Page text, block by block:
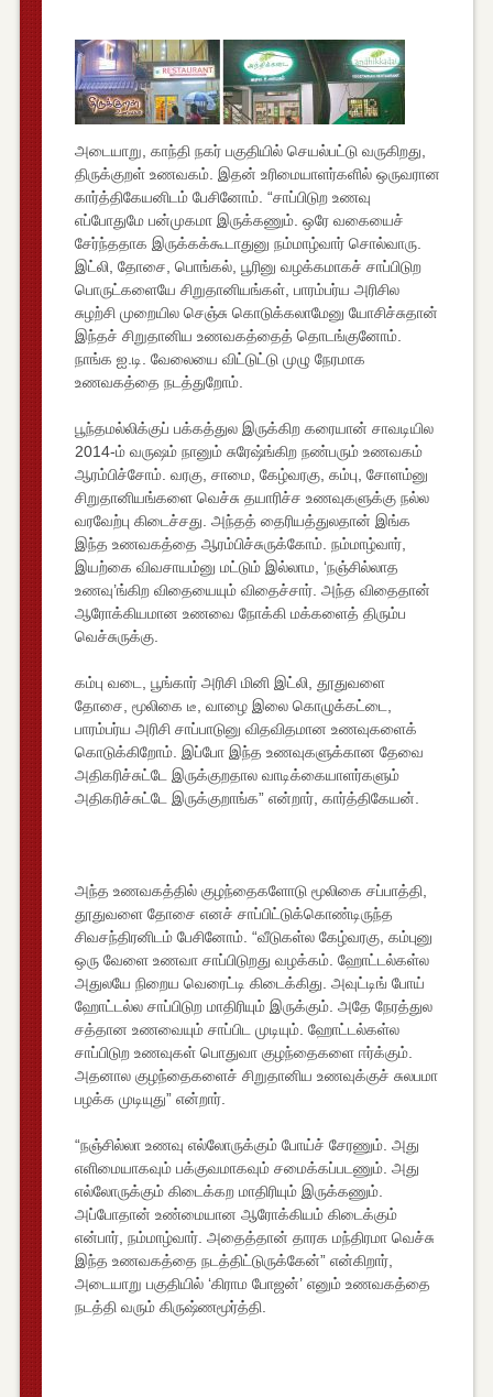
அடையாறு, காந்தி நகர் பகுதியில் செயல்பட்டு வருகிறது,
திருக்குறள் உணவகம். இதன் உரிமையாளர்களில் ஒருவரான
கார்த்திகேயனிடம் பேசினோம். “சாப்பிடுற உணவு
எப்போதுமே பன்முகமா இருக்கணும். ஒரே வகையைச்
சேர்ந்ததாக இருக்கக்கூடாதுனு நம்மாழ்வார் சொல்வாரு.
இட்லி, தோசை, பொங்கல், பூரினு வழக்கமாகச் சாப்பிடுற
பொருட்களையே சிறுதானியங்கள், பாரம்பர்ய அரிசில
சுழற்சி முறையில செஞ்சு கொடுக்கலாமேனு யோசிச்சுதான்
இந்தச் சிறுதானிய உணவகத்தைத் தொடங்குனோம்.
நாங்க ஐ.டி. வேலையை விட்டுட்டு முழு நேரமாக
உணவகத்தை நடத்துறோம்.
பூந்தமல்லிக்குப் பக்கத்துல இருக்கிற கரையான் சாவடியில
2014-ம் வருஷம் நானும் சுரேஷ்ங்கிற நண்பரும் உணவகம்
ஆரம்பிச்சோம். வரகு, சாமை, கேழ்வரகு, கம்பு, சோளம்னு
சிறுதானியங்களை வெச்சு தயாரிச்ச உணவுகளுக்கு நல்ல
வரவேற்பு கிடைச்சது. அந்தத் தைரியத்துலதான் இங்க
இந்த உணவகத்தை ஆரம்பிச்சுருக்கோம். நம்மாழ்வார்,
இயற்கை விவசாயம்னு மட்டும் இல்லாம, ‘நஞ்சில்லாத
உணவு’ங்கிற விதையையும் விதைச்சார். அந்த விதைதான்
ஆரோக்கியமான உணவை நோக்கி மக்களைத் திரும்ப
வெச்சுருக்கு.
கம்பு வடை, பூங்கார் அரிசி மினி இட்லி, தூதுவளை
தோசை, மூலிகை டீ, வாழை இலை கொழுக்கட்டை,
பாரம்பர்ய அரிசி சாப்பாடுனு விதவிதமான உணவுகளைக்
கொடுக்கிறோம். இப்போ இந்த உணவுகளுக்கான தேவை
அதிகரிச்சுட்டே இருக்குறதால வாடிக்கையாளர்களும்
அதிகரிச்சுட்டே இருக்குறாங்க” என்றார், கார்த்திகேயன்.
அந்த உணவகத்தில் குழந்தைகளோடு மூலிகை சப்பாத்தி,
தூதுவளை தோசை எனச் சாப்பிட்டுக்கொண்டிருந்த
சிவசந்திரனிடம் பேசினோம். “வீடுகள்ல கேழ்வரகு, கம்புனு
ஒரு வேளை உணவா சாப்பிடுறது வழக்கம். ஹோட்டல்கள்ல
அதுலயே நிறைய வெரைட்டி கிடைக்கிது. அவுட்டிங் போய்
ஹோட்டல்ல சாப்பிடுற மாதிரியும் இருக்கும். அதே நேரத்துல
சத்தான உணவையும் சாப்பிட முடியும். ஹோட்டல்கள்ல
சாப்பிடுற உணவுகள் பொதுவா குழந்தைகளை ஈர்க்கும்.
அதனால குழந்தைகளைச் சிறுதானிய உணவுக்குச் சுலபமா
பழக்க முடியுது” என்றார்.
“நஞ்சில்லா உணவு எல்லோருக்கும் போய்ச் சேரணும். அது
எளிமையாகவும் பக்குவமாகவும் சமைக்கப்படணும். அது
எல்லோருக்கும் கிடைக்கற மாதிரியும் இருக்கணும்.
அப்போதான் உண்மையான ஆரோக்கியம் கிடைக்கும்
என்பார், நம்மாழ்வார். அதைத்தான் தாரக மந்திரமா வெச்சு
இந்த உணவகத்தை நடத்திட்டுருக்கேன்” என்கிறார்,
அடையாறு பகுதியில் ‘கிராம போஜன்’ எனும் உணவகத்தை
நடத்தி வரும் கிருஷ்ணமூர்த்தி.